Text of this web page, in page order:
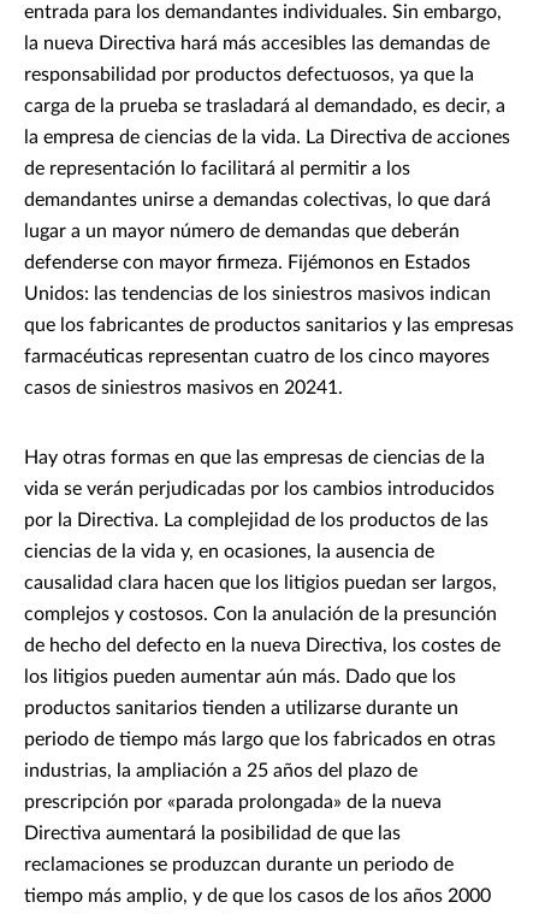
entrada para los demandantes individuales. Sin embargo,
la nueva Directiva hará más accesibles las demandas de
responsabilidad por productos defectuosos, ya que la
carga de la prueba se trasladará al demandado, es decir, a
la empresa de ciencias de la vida. La Directiva de acciones
de representación lo facilitará al permitir a los
demandantes unirse a demandas colectivas, lo que dará
lugar a un mayor número de demandas que deberán
defenderse con mayor firmeza. Fijémonos en Estados
Unidos: las tendencias de los siniestros masivos indican
que los fabricantes de productos sanitarios y las empresas
farmacéuticas representan cuatro de los cinco mayores
casos de siniestros masivos en 20241.
Hay otras formas en que las empresas de ciencias de la
vida se verán perjudicadas por los cambios introducidos
por la Directiva. La complejidad de los productos de las
ciencias de la vida y, en ocasiones, la ausencia de
causalidad clara hacen que los litigios puedan ser largos,
complejos y costosos. Con la anulación de la presunción
de hecho del defecto en la nueva Directiva, los costes de
los litigios pueden aumentar aún más. Dado que los
productos sanitarios tienden a utilizarse durante un
periodo de tiempo más largo que los fabricados en otras
industrias, la ampliación a 25 años del plazo de
prescripción por «parada prolongada» de la nueva
Directiva aumentará la posibilidad de que las
reclamaciones se produzcan durante un periodo de
tiempo más amplio, y de que los casos de los años 2000